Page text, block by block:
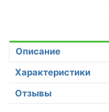
Описание
Характеристики
Отзывы